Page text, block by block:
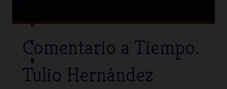
o
c
a
Comentario a Tiempo.
Tulio Hernández